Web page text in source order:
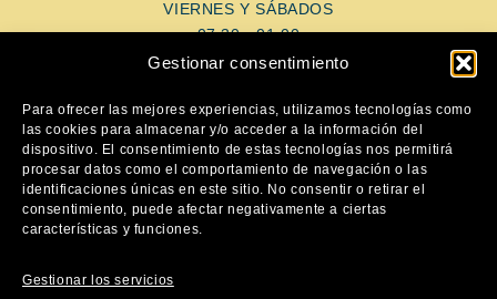
Gestionar consentimiento
Para ofrecer las mejores experiencias, utilizamos tecnologías como
las cookies para almacenar y/o acceder a la información del
dispositivo. El consentimiento de estas tecnologías nos permitirá
procesar datos como el comportamiento de navegación o las
identificaciones únicas en este sitio. No consentir o retirar el
consentimiento, puede afectar negativamente a ciertas
características y funciones.
Gestionar los servicios
VIERNES Y SÁBADOS
07:30 - 01:00
AYUDA
Aviso Legal
Política de privacidad
Política de cookies